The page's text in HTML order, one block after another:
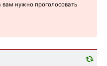
вам нужно проголосовать